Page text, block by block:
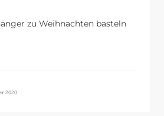
zu Weihnachten basteln
2020